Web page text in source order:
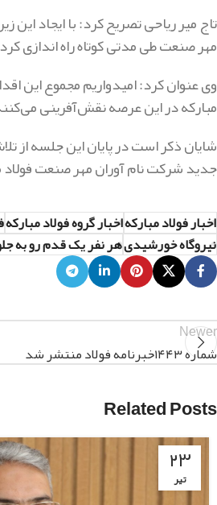
مهر صنعت طی مدتی کوتاه راه اندازی
وی عنوان کرد: امیدواریم مجموع این
مبارکه در این عرصه نقش‌آفرینی
شایان ذکر است در پایان این جلسه از
جدید شرکت نام آوران مهر صنعت
اخبار فولاد مبارکهاخبار گروه فولاد مبارکه
نیروگاه خورشیدیهر نفر یک قدم رو به
Newer
شماره ۱۴۴۳خبرنامه فولاد منتشر شد
Related Posts
۲۳
تیر